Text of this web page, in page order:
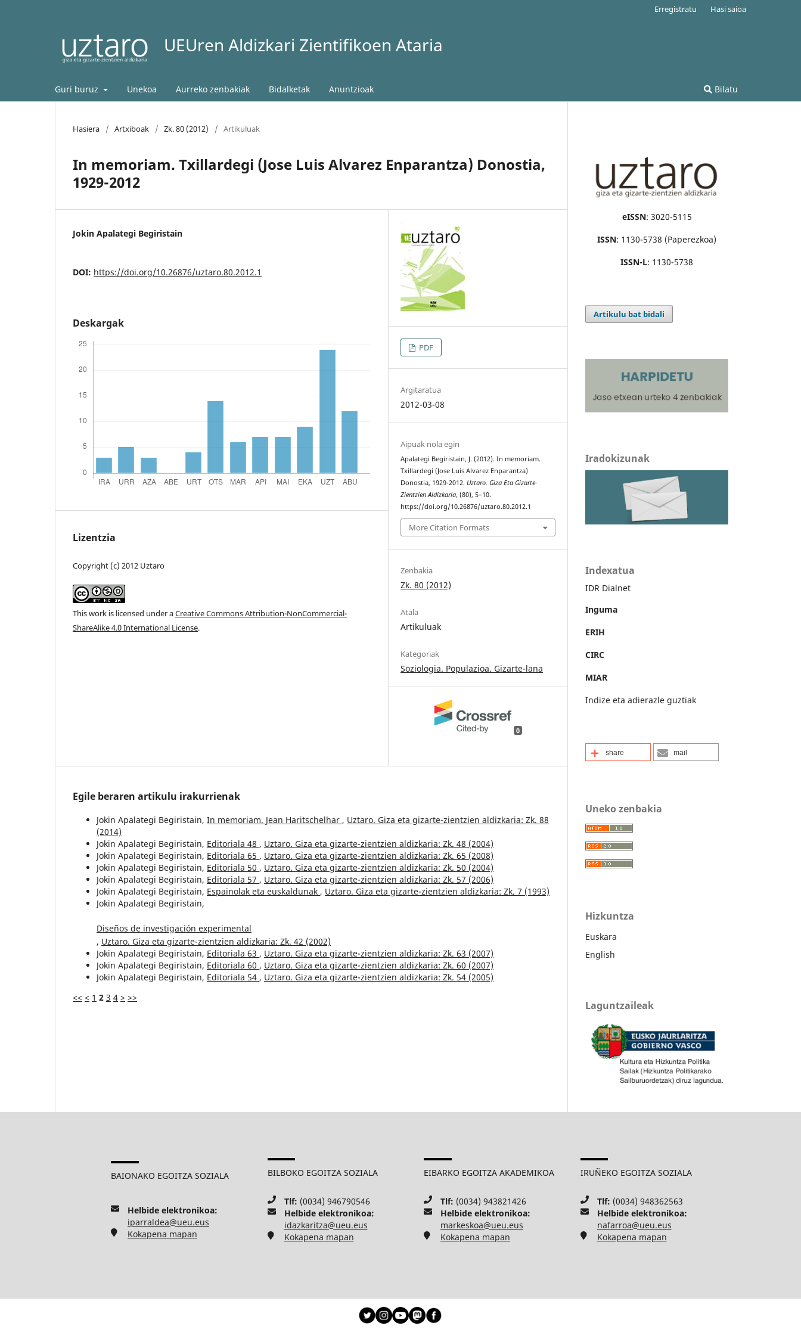
UEUren Aldizkari Zientifikoen Ataria
Guri buruz Unekoa Aurreko zenbakiak Bidalketak Anuntzioak Bilatu
Erregistratu Hasi saioa
Hasiera / Artxiboak / Zk. 80 (2012) / Artikuluak
In memoriam. Txillardegi (Jose Luis Alvarez Enparantza) Donostia,
1929-2012
Jokin Apalategi Begiristain
DOI: https://doi.org/10.26876/uztaro.80.2012.1
Deskargak
Lizentzia
Copyright (c) 2012 Uztaro
This work is licensed under aCreative Commons Attribution-NonCommercial-
ShareAlike 4.0 International License.
PDF
Argitaratua
2012-03-08
Aipuak nola egin
Apalategi Begiristain, J. (2012). In memoriam.
Txillardegi (Jose Luis Alvarez Enparantza)
Donostia, 1929-2012. Uztaro. Giza Eta Gizarte-
Zientzien Aldizkaria, (80), 5–10.
https://doi.org/10.26876/uztaro.80.2012.1
More Citation Formats
Zenbakia
Zk. 80 (2012)
Atala
Artikuluak
Kategoriak
Soziologia. Populazioa. Gizarte-lana
0
Egile beraren artikulu irakurrienak
Jokin Apalategi Begiristain, In memoriam. Jean Haritschelhar , Uztaro. Giza eta gizarte-zientzien aldizkaria: Zk. 88
(2014)
Jokin Apalategi Begiristain, Editoriala 48 , Uztaro. Giza eta gizarte-zientzien aldizkaria: Zk. 48 (2004)
Jokin Apalategi Begiristain, Editoriala 65 , Uztaro. Giza eta gizarte-zientzien aldizkaria: Zk. 65 (2008)
Jokin Apalategi Begiristain, Editoriala 50 , Uztaro. Giza eta gizarte-zientzien aldizkaria: Zk. 50 (2004)
Jokin Apalategi Begiristain, Editoriala 57 , Uztaro. Giza eta gizarte-zientzien aldizkaria: Zk. 57 (2006)
Jokin Apalategi Begiristain, Espainolak eta euskaldunak , Uztaro. Giza eta gizarte-zientzien aldizkaria: Zk. 7 (1993)
Jokin Apalategi Begiristain,
Diseños de investigación experimental
, Uztaro. Giza eta gizarte-zientzien aldizkaria: Zk. 42 (2002)
Jokin Apalategi Begiristain, Editoriala 63 , Uztaro. Giza eta gizarte-zientzien aldizkaria: Zk. 63 (2007)
Jokin Apalategi Begiristain, Editoriala 60 , Uztaro. Giza eta gizarte-zientzien aldizkaria: Zk. 60 (2007)
Jokin Apalategi Begiristain, Editoriala 54 , Uztaro. Giza eta gizarte-zientzien aldizkaria: Zk. 54 (2005)
<< < 1 2 3 4 > >>
eISSN: 3020-5115
ISSN: 1130-5738 (Paperezkoa)
ISSN-L: 1130-5738
Artikulu bat bidali
Iradokizunak
Indexatua
IDR Dialnet
Inguma
ERIH
CIRC
MIAR
Indize eta adierazle guztiak
share mail
Uneko zenbakia
Hizkuntza
Euskara
English
Laguntzaileak
BAIONAKO EGOITZA SOZIALA
Helbide elektronikoa:
iparraldea@ueu.eus
Kokapena mapan
BILBOKO EGOITZA SOZIALA
Tlf: (0034) 946790546
Helbide elektronikoa:
idazkaritza@ueu.eus
Kokapena mapan
EIBARKO EGOITZA AKADEMIKOA
Tlf: (0034) 943821426
Helbide elektronikoa:
markeskoa@ueu.eus
Kokapena mapan
IRUÑEKO EGOITZA SOZIALA
Tlf: (0034) 948362563
Helbide elektronikoa:
nafarroa@ueu.eus
Kokapena mapan